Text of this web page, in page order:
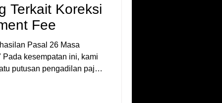
Terkait Koreksi
Fee
Pasal 26 Masa
kesempatan ini, kami
putusan pengadilan pajak